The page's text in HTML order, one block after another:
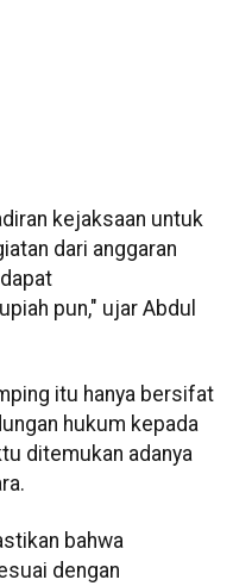
kejaksaan untuk
dari anggaran
pun," ujar Abdul
itu hanya bersifat
hukum kepada
ditemukan adanya
bahwa
dengan